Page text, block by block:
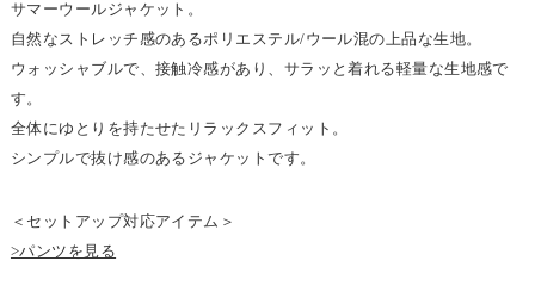
サマーウールジャケット。
自然なストレッチ感のあるポリエステル/ウール混の上品な生地。
ウォッシャブルで、接触冷感があり、サラッと着れる軽量な生地感で
す。
全体にゆとりを持たせたリラックスフィット。
シンプルで抜け感のあるジャケットです。
＜セットアップ対応アイテム＞
>パンツを見る